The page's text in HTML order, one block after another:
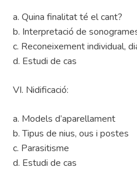
a. Quina finalitat té el cant?
b. Interpretació de
c. Reconeixement individual,
d. Estudi de cas
VI. Nidificació:
a. Models d’aparellament
b. Tipus de nius, ous i postes
c. Parasitisme
d. Estudi de cas